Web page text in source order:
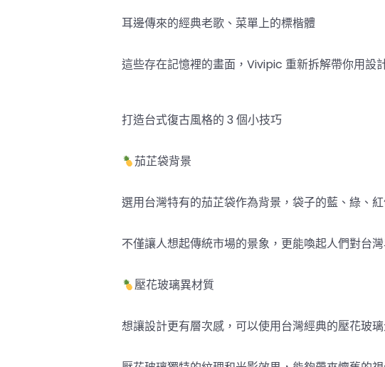
耳邊傳來的經典老歌、菜單上的標楷體
這些存在記憶裡的畫面，Vivipic 重新拆解帶你用設
打造台式復古風格的 3 個小技巧
茄芷袋背景
選用台灣特有的茄芷袋作為背景，袋子的藍、綠、紅
不僅讓人想起傳統市場的景象，更能喚起人們對台
壓花玻璃異材質
想讓設計更有層次感，可以使用台灣經典的壓花玻璃